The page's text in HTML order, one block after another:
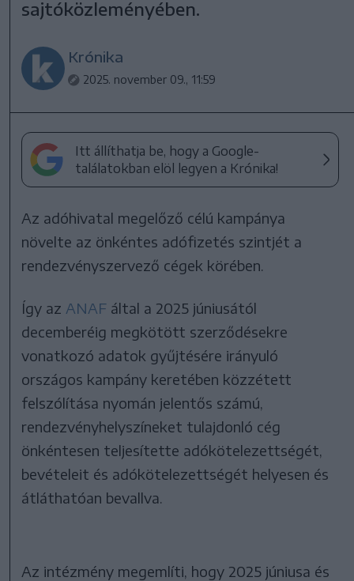
sajtóközleményében.
Krónika
2025. november 09., 11:59
Itt állíthatja be, hogy a Google-
találatokban elöl legyen a Krónika!
Az adóhivatal megelőző célú kampánya
növelte az önkéntes adófizetés szintjét a
rendezvényszervező cégek körében.
Így az ANAF által a 2025 júniusától
decemberéig megkötött szerződésekre
vonatkozó adatok gyűjtésére irányuló
országos kampány keretében közzétett
felszólítása nyomán jelentős számú,
rendezvényhelyszíneket tulajdonló cég
önkéntesen teljesítette adókötelezettségét,
bevételeit és adókötelezettségét helyesen és
átláthatóan bevallva.
Az intézmény megemlíti, hogy 2025 júniusa és